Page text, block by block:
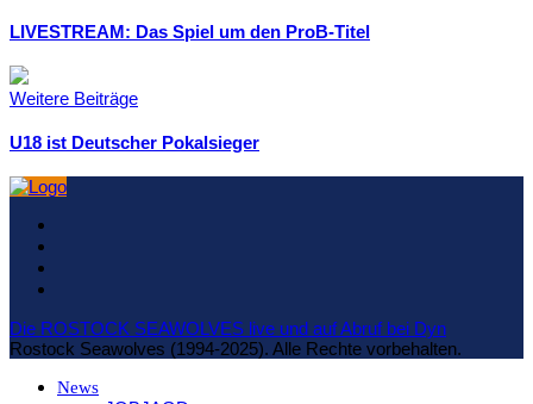
LIVESTREAM: Das Spiel um den ProB-Titel
Weitere Beiträge
U18 ist Deutscher Pokalsieger
Die ROSTOCK SEAWOLVES live und auf Abruf bei Dyn
Rostock Seawolves (1994-2025). Alle Rechte vorbehalten.
News